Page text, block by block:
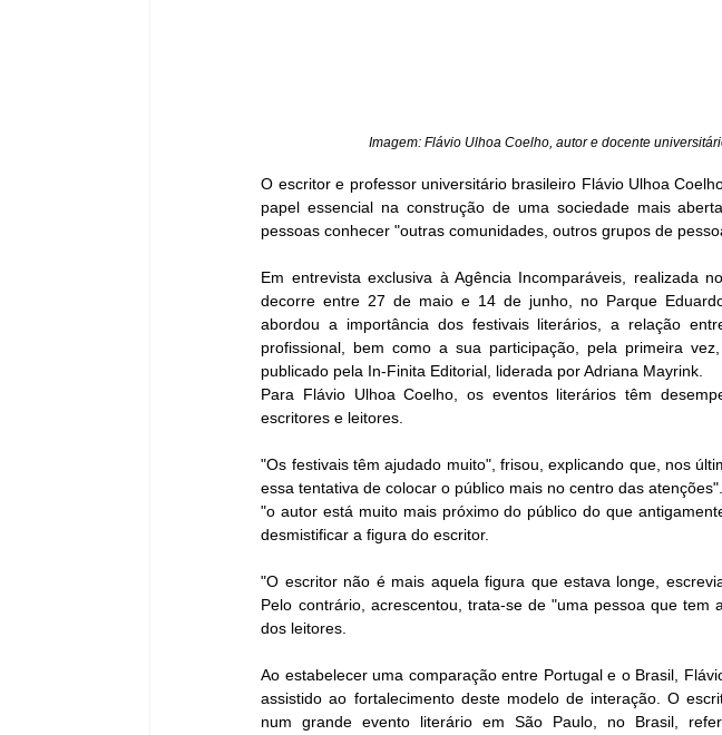
Imagem: Flávio Ulhoa Coelho, autor e docente
O escritor e professor universitário brasileiro Flávio Ulhoa
papel essencial na construção de uma sociedade mais
pessoas conhecer "outras comunidades, outros grupos de
Em entrevista exclusiva à Agência Incomparáveis, realizada
decorre entre 27 de maio e 14 de junho, no Parque
abordou a importância dos festivais literários, a relação
profissional, bem como a sua participação, pela primeira
publicado pela In-Finita Editorial, liderada por Adriana Mayrink.
Para Flávio Ulhoa Coelho, os eventos literários têm
escritores e leitores.
"Os festivais têm ajudado muito", frisou, explicando que, nos
essa tentativa de colocar o público mais no centro das
"o autor está muito mais próximo do público do que
desmistificar a figura do escritor.
"O escritor não é mais aquela figura que estava longe,
Pelo contrário, acrescentou, trata-se de "uma pessoa que
dos leitores.
Ao estabelecer uma comparação entre Portugal e o Brasil,
assistido ao fortalecimento deste modelo de interação. O
num grande evento literário em São Paulo, no Brasil,